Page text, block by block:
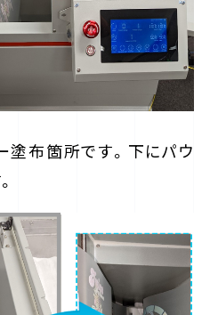
塗布箇所です。下にパウ